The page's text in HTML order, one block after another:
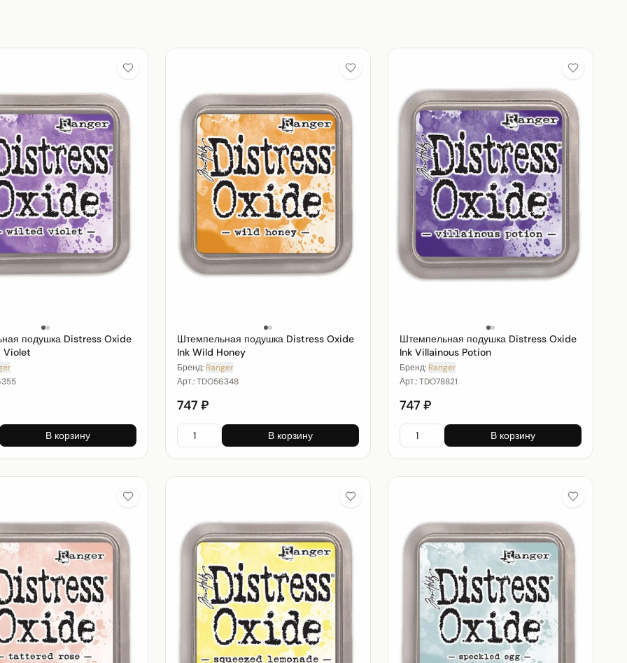
подушка Distress Oxide
Violet
В корзину
Штемпельная подушка Distress Oxide
Ink Wild Honey
Бренд: Ranger
Арт.:TDO56348
747 ₽
В корзину
Штемпельная подушка Distress Oxide
Ink Villainous Potion
Бренд: Ranger
Арт.:TDO78821
747 ₽
В корзину